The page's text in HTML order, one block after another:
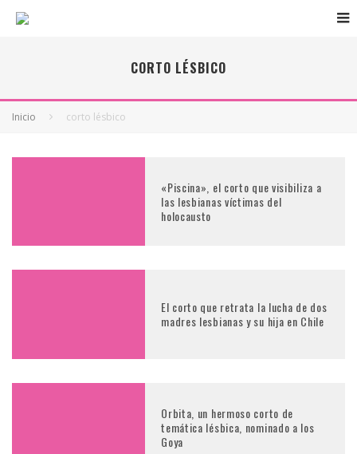
CORTO LÉSBICO
Inicio corto lésbico
«Piscina», el corto que visibiliza a
las lesbianas víctimas del
holocausto
El corto que retrata la lucha de dos
madres lesbianas y su hija en Chile
Orbita, un hermoso corto de
temática lésbica, nominado a los
Goya